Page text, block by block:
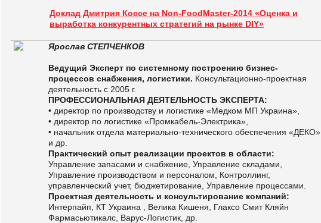
Доклад Дмитрия Коссе на Non-FoodMaster-2014 «Оценка и
выработка конкурентных стратегий на рынке DIY»
Ярослав СТЕПЧЕНКОВ
Ведущий Эксперт по системному построению бизнес-
процессов снабжения, логистики. Консультационно-проектная
деятельность с 2005 г.
ПРОФЕССИОНАЛЬНАЯ ДЕЯТЕЛЬНОСТЬ ЭКСПЕРТА:
• директор по производству и логистике «Медком МП Украина»,
• директор по логистике «Промкабель-Электрика»,
• начальник отдела материально-технического обеспечения «ДЕКО»
и др.
Практический опыт реализации проектов в области:
Управление запасами и снабжение, Управление складами,
Управление производством и персоналом, Контроллинг,
управленческий учет, бюджетирование, Управление процессами.
Проектная деятельность и консультирование компаний:
Интерпайп, КТ Украина , Велика Кишеня, Глаксо Смит Кляйн
Фармасьютикалс, Варус-Логистик, др.